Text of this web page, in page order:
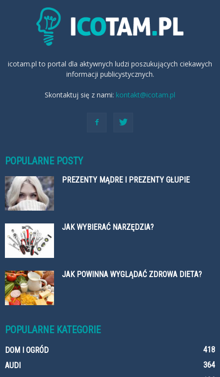
icotam.pl to portal dla aktywnych ludzi poszukujących ciekawych
informacji publicystycznych.
Skontaktuj się z nami: kontakt@icotam.pl
POPULARNE POSTY
PREZENTY MĄDRE I PREZENTY GŁUPIE
JAK WYBIERAĆ NARZĘDZIA?
JAK POWINNA WYGLĄDAĆ ZDROWA DIETA?
POPULARNE KATEGORIE
DOM I OGRÓD
418
AUDI
364